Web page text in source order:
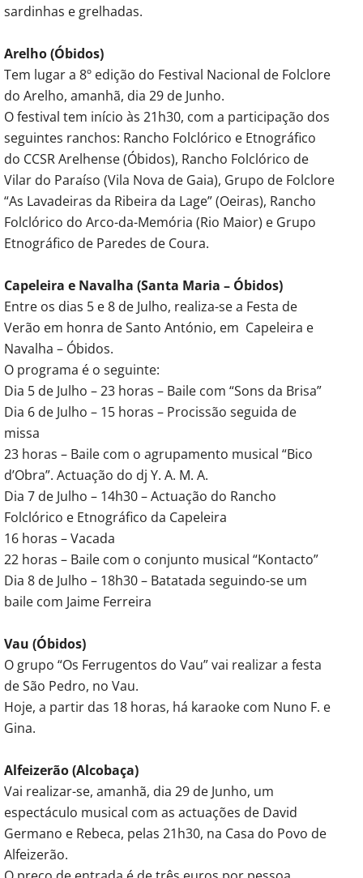
sardinhas e grelhadas.
Arelho (Óbidos)
Tem lugar a 8º edição do Festival Nacional de Folclore
do Arelho, amanhã, dia 29 de Junho.
O festival tem início às 21h30, com a participação dos
seguintes ranchos: Rancho Folclórico e Etnográfico
do CCSR Arelhense (Óbidos), Rancho Folclórico de
Vilar do Paraíso (Vila Nova de Gaia), Grupo de Folclore
“As Lavadeiras da Ribeira da Lage” (Oeiras), Rancho
Folclórico do Arco-da-Memória (Rio Maior) e Grupo
Etnográfico de Paredes de Coura.
Capeleira e Navalha (Santa Maria – Óbidos)
Entre os dias 5 e 8 de Julho, realiza-se a Festa de
Verão em honra de Santo António, em Capeleira e
Navalha – Óbidos.
O programa é o seguinte:
Dia 5 de Julho – 23 horas – Baile com “Sons da Brisa”
Dia 6 de Julho – 15 horas – Procissão seguida de
missa
23 horas – Baile com o agrupamento musical “Bico
d’Obra”. Actuação do dj Y. A. M. A.
Dia 7 de Julho – 14h30 – Actuação do Rancho
Folclórico e Etnográfico da Capeleira
16 horas – Vacada
22 horas – Baile com o conjunto musical “Kontacto”
Dia 8 de Julho – 18h30 – Batatada seguindo-se um
baile com Jaime Ferreira
Vau (Óbidos)
O grupo “Os Ferrugentos do Vau” vai realizar a festa
de São Pedro, no Vau.
Hoje, a partir das 18 horas, há karaoke com Nuno F. e
Gina.
Alfeizerão (Alcobaça)
Vai realizar-se, amanhã, dia 29 de Junho, um
espectáculo musical com as actuações de David
Germano e Rebeca, pelas 21h30, na Casa do Povo de
Alfeizerão.